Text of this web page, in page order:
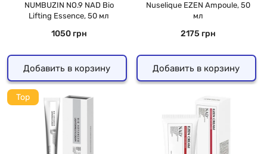
NUMBUZIN NO.9 NAD Bio
Lifting Essence, 50 мл
1050 грн
Добавить в корзину
Nuselique EZEN Ampoule, 50
мл
2175 грн
Добавить в корзину
Top